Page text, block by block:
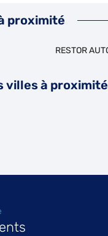
proximité
RESTOR
villes à proximité